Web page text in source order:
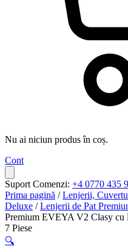
Nu ai niciun produs în coș.
Cont
Suport Comenzi: +4 0770 435
Prima pagină /Lenjerii,
Deluxe /Lenjerii de Pat
Premium EVEYA V2 Clasy cu
7 Piese
🔍